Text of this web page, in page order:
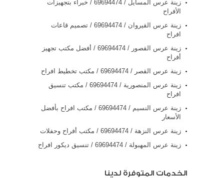
زينة عرس المسايل / 69694474 / خبراء بتجهيزات
الأفراح
زينة عرس القيروان / 69694474 / تصميم قاعات
افراح
زينة عرس القصور / 69694474 / أفضل مكتب تجهيز
أفراح
زينة عرس القصر / 69694474 / مكتب تخطيط افراح
زينة عرس المنصورية / 69694474 / مكتب تنسيق
افراح
زينة عرس النسيم / 69694474 / مكتب افراح بأفضل
الأسعار
زينة عرس النزهة / 69694474 / مكتب أفراح وحفلات
زينة عرس المهبولة / 69694474 / تنسيق ديكور افراح
الخدمات المتوفرة لدينا